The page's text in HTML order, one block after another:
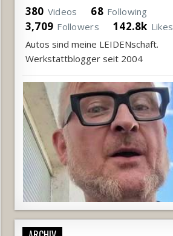
380 Videos 68 Following
3,709 Followers 142.8k Likes
Autos sind meine LEIDENschaft.
Werkstattblogger seit 2004